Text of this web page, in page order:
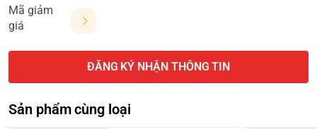
Mã giảm
giá
ĐĂNG KÝ NHẬN THÔNG TIN
Sản phẩm cùng loại